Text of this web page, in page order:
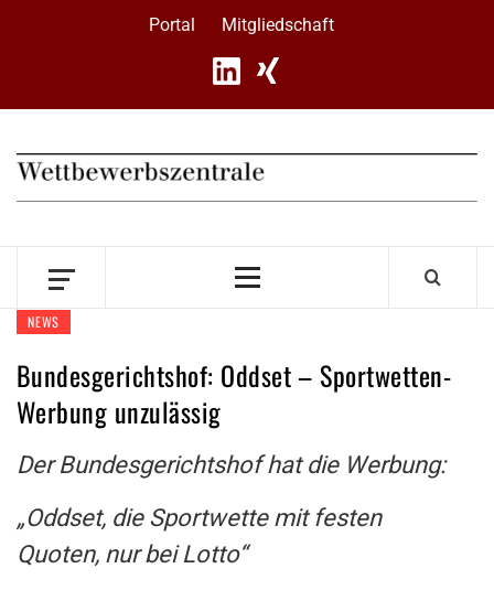
Portal Mitgliedschaft
Primary
NEWS
Bundesgerichtshof: Oddset – Sportwetten-
Werbung unzulässig
Der Bundesgerichtshof hat die Werbung:
„Oddset, die Sportwette mit festen
Quoten, nur bei Lotto“